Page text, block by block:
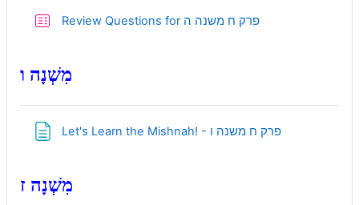
Review Questions for פרק ח משנה הQuiz
מִשְׁנָה ו
Let's Learn the Mishnah! - פרק ח משנה וPage
מִשְׁנָה ז